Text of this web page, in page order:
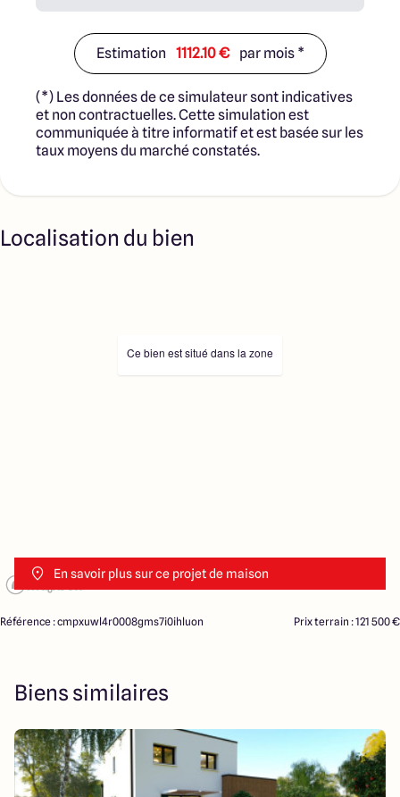
Estimation 1112.10 € par mois *
(*) Les données de ce simulateur sont indicatives
et non contractuelles. Cette simulation est
communiquée à titre informatif et est basée sur les
taux moyens du marché constatés.
Localisation du bien
En savoir plus sur ce projet de maison
Ce bien est situé dans la zone
Référence : cmpxuwl4r0008gms7i0ihluon Prix terrain : 121 500 €
Biens similaires